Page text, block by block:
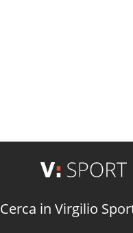
Cerca in Virgilio